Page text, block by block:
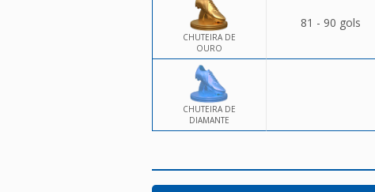
CHUTEIRA DE
OURO
81 - 90 gols
CHUTEIRA DE
DIAMANTE